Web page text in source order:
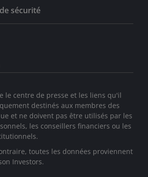
sécurité
le centre de presse et les liens qu'il
destinés aux membres des
et ne doivent pas être utilisés par les
les conseillers financiers ou les
toutes les données proviennent
Investors.